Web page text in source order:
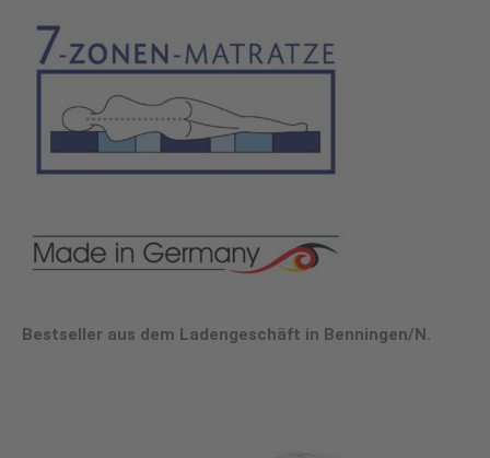
Bestseller aus dem Ladengeschäft in Benningen/N.